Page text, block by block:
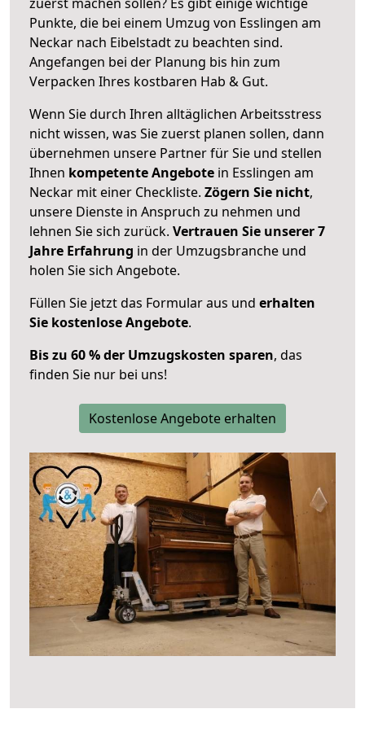
Punkte, die bei einem Umzug von Esslingen am
Neckar nach Eibelstadt zu beachten sind.
Angefangen bei der Planung bis hin zum
Verpacken Ihres kostbaren Hab & Gut.
Wenn Sie durch Ihren alltäglichen Arbeitsstress
nicht wissen, was Sie zuerst planen sollen, dann
übernehmen unsere Partner für Sie und stellen
Ihnen kompetente Angebote in Esslingen am
Neckar mit einer Checkliste. Zögern Sie nicht,
unsere Dienste in Anspruch zu nehmen und
lehnen Sie sich zurück. Vertrauen Sie unserer 7
Jahre Erfahrung in der Umzugsbranche und
holen Sie sich Angebote.
Füllen Sie jetzt das Formular aus und erhalten
Sie kostenlose Angebote.
Bis zu 60 % der Umzugskosten sparen, das
finden Sie nur bei uns!
Kostenlose Angebote erhalten